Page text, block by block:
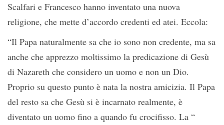
Scalfari e Francesco hanno inventato una nuova
religione, che mette d’accordo credenti ed atei. Eccola:
“Il Papa naturalmente sa che io sono non credente, ma sa
anche che apprezzo moltissimo la predicazione di Gesù
di Nazareth che considero un uomo e non un Dio.
Proprio su questo punto è nata la nostra amicizia. Il Papa
del resto sa che Gesù si è incarnato realmente, è
diventato un uomo fino a quando fu crocifisso. La “